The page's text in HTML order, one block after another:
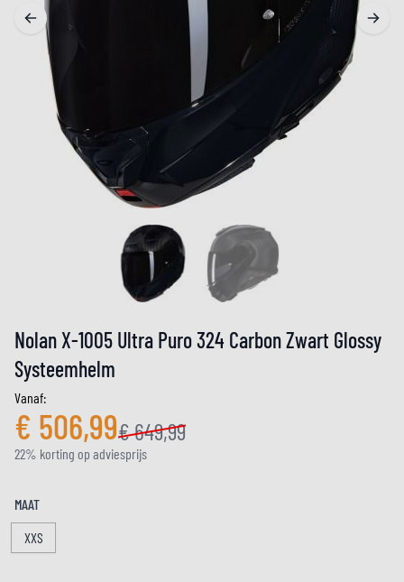
Nolan X-1005 Ultra Puro 324 Carbon Zwart Glossy
Systeemhelm
Vanaf:
€ 506,99€ 649,99
22% korting op adviesprijs
MAAT
XXS